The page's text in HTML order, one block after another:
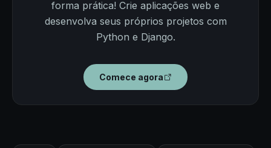
forma prática! Crie aplicações web e
desenvolva seus próprios projetos com
Python e Django.
Comece agora